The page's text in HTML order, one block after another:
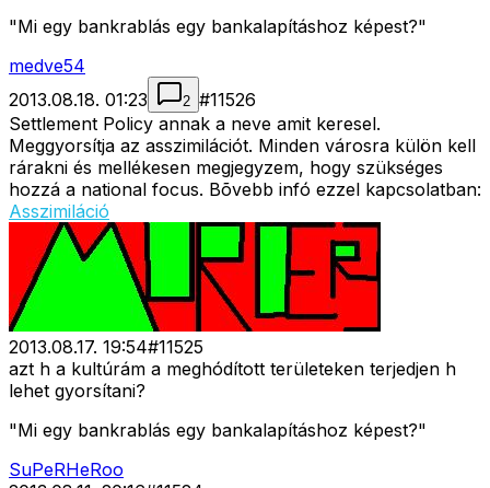
"Mi egy bankrablás egy bankalapításhoz képest?"
medve54
2013.08.18. 01:23
2 #11526
Settlement Policy annak a neve amit keresel.
Meggyorsítja az asszimilációt. Minden városra külön kell
rárakni és mellékesen megjegyzem, hogy szükséges
hozzá a national focus. Bõvebb infó ezzel kapcsolatban:
Asszimiláció
2013.08.17. 19:54#11525
azt h a kultúrám a meghódított területeken terjedjen h
lehet gyorsítani?
"Mi egy bankrablás egy bankalapításhoz képest?"
SuPeRHeRoo